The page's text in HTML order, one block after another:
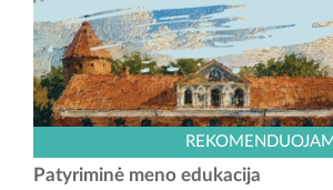
Kauno rajono turizmo ir verslo informacijos
naują veiklą – „Patyriminę meno
įvairaus amžiaus
Patyriminė meno edukacija